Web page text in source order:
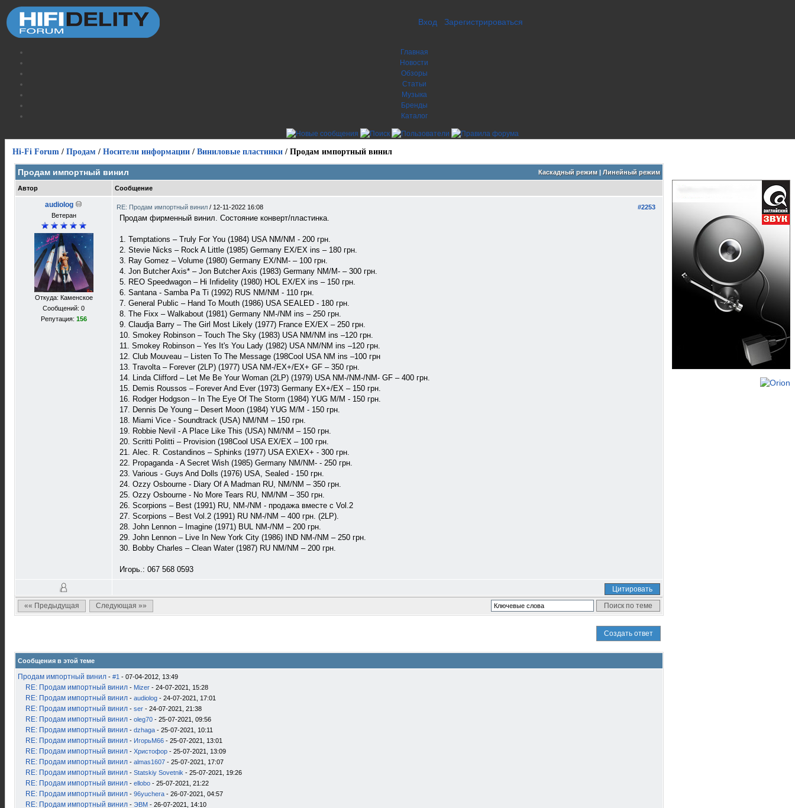
Вход Зарегистрироваться
Главная
Новости
Обзоры
Статьи
Музыка
Бренды
Каталог
Hi-Fi Forum / Продам / Носители информации / Виниловые пластинки / Продам импортный винил
Каскадный режим| Линейный режим
Продам импортный винил
Автор Сообщение
audiolog
Ветеран
Откуда: Каменское
Сообщений: 0
Репутация: 156
#2253
RE: Продам импортный винил / 12-11-2022 16:08
Продам фирменный винил. Состояние конверт/пластинка.
1. Temptations – Truly For You (1984) USA NM/NM - 200 грн.
2. Stevie Nicks ‎– Rock A Little (1985) Germany EX/EX ins – 180 грн.
3. Ray Gomez ‎– Volume (1980) Germany EX/NM- – 100 грн.
4. Jon Butcher Axis* ‎– Jon Butcher Axis (1983) Germany NM/M- – 300 грн.
5. REO Speedwagon ‎– Hi Infidelity (1980) HOL EX/EX ins – 150 грн.
6. Santana - Samba Pa Ti (1992) RUS NM/NM - 110 грн.
7. General Public ‎– Hand To Mouth (1986) USA SEALED - 180 грн.
8. The Fixx ‎– Walkabout (1981) Germany NM-/NM ins – 250 грн.
9. Claudja Barry ‎– The Girl Most Likely (1977) France EX/EX – 250 грн.
10. Smokey Robinson ‎– Touch The Sky (1983) USA NM/NM ins –120 грн.
11. Smokey Robinson ‎– Yes It's You Lady (1982) USA NM/NM ins –120 грн.
12. Club Mouveau ‎– Listen To The Message (198Cool USA NM ins –100 грн
13. Travolta ‎– Forever (2LP) (1977) USA NM-/EX+/EX+ GF – 350 грн.
14. Linda Clifford ‎– Let Me Be Your Woman (2LP) (1979) USA NM-/NM-/NM- GF – 400 грн.
15. Demis Roussos ‎– Forever And Ever (1973) Germany EX+/EX – 150 грн.
16. Rodger Hodgson ‎– In The Eye Of The Storm (1984) YUG M/M - 150 грн.
17. Dennis De Young ‎– Desert Moon (1984) YUG M/M - 150 грн.
18. Miami Vice - Soundtrack (USA) NM/NM – 150 грн.
19. Robbie Nevil - A Place Like This (USA) NM/NM – 150 грн.
20. Scritti Politti ‎– Provision (198Cool USA EX/EX – 100 грн.
21. Alec. R. Costandinos – Sphinks (1977) USA EX\EX+ - 300 грн.
22. Propaganda - A Secret Wish (1985) Germany NM/NM- - 250 грн.
23. Various - Guys And Dolls (1976) USA, Sealed - 150 грн.‎
24. Ozzy Osbourne - Diary Of A Madman RU, NM/NM – 350 грн.
25. Ozzy Osbourne - No More Tears RU, NM/NM – 350 грн.
26. Scorpions – Best (1991) RU, NM-/NM - продажа вместе с Vol.2
27. Scorpions – Best Vol.2 (1991) RU NM-/NM – 400 грн. (2LP).
28. John Lennon – Imagine (1971) BUL NM-/NM – 200 грн.
29. John Lennon – Live In New York City (1986) IND NM-/NM – 250 грн.
30. Bobby Charles – Clean Water (1987) RU NM/NM – 200 грн.
Игорь.: 067 568 0593
Цитировать
«« Предыдущая
Следующая »»
Создать ответ
Сообщения в этой теме
Продам импортный винил - #1 - 07-04-2012, 13:49
RE: Продам импортный винил - Mizer - 24-07-2021, 15:28
RE: Продам импортный винил - audiolog - 24-07-2021, 17:01
RE: Продам импортный винил - ser - 24-07-2021, 21:38
RE: Продам импортный винил - oleg70 - 25-07-2021, 09:56
RE: Продам импортный винил - dzhaga - 25-07-2021, 10:11
RE: Продам импортный винил - ИгорьМ66 - 25-07-2021, 13:01
RE: Продам импортный винил - Христофор - 25-07-2021, 13:09
RE: Продам импортный винил - almas1607 - 25-07-2021, 17:07
RE: Продам импортный винил - Statskiy Sovetnik - 25-07-2021, 19:26
RE: Продам импортный винил - ellobo - 25-07-2021, 21:22
RE: Продам импортный винил - 96yuchera - 26-07-2021, 04:57
RE: Продам импортный винил - ЭВМ - 26-07-2021, 14:10